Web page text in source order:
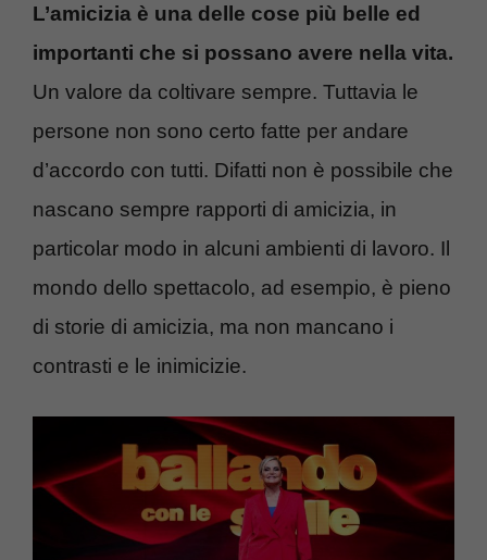
L’amicizia è una delle cose più belle ed
importanti che si possano avere nella vita.
Un valore da coltivare sempre. Tuttavia le
persone non sono certo fatte per andare
d’accordo con tutti. Difatti non è possibile che
nascano sempre rapporti di amicizia, in
particolar modo in alcuni ambienti di lavoro. Il
mondo dello spettacolo, ad esempio, è pieno
di storie di amicizia, ma non mancano i
contrasti e le inimicizie.